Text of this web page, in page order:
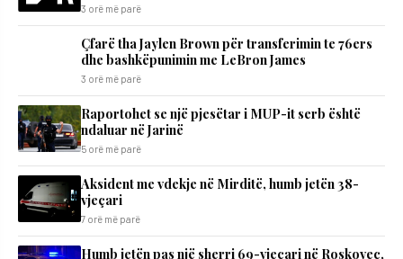
3 orë më parë
Çfarë tha Jaylen Brown për transferimin te 76ers
dhe bashkëpunimin me LeBron James
3 orë më parë
Raportohet se një pjesëtar i MUP-it serb është
ndaluar në Jarinë
5 orë më parë
Aksident me vdekje në Mirditë, humb jetën 38-
vjeçari
7 orë më parë
Humb jetën pas një sherri 69-vjeçari në Roskovec,